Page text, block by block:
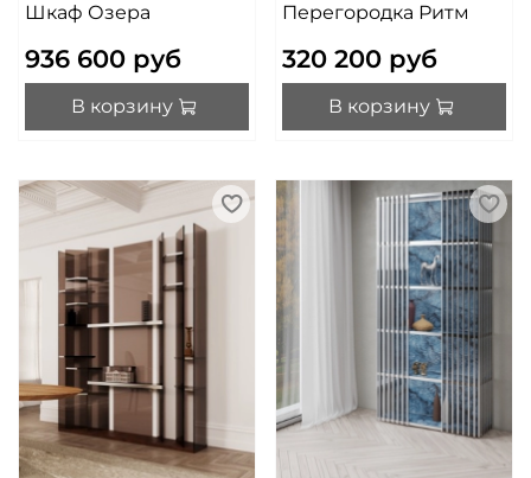
Шкаф Озера
936 600 руб
В корзину
Перегородка Ритм
320 200 руб
В корзину